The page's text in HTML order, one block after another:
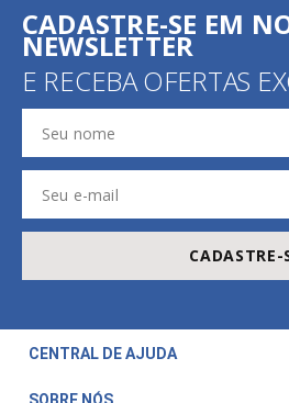
CADASTRE-SE EM
NEWSLETTER
E RECEBA OFERTAS
CADASTRE-
CENTRAL DE AJUDA
Central de Atendimento